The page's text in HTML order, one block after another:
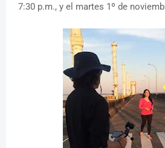
7:30 p.m., y el martes 1º de